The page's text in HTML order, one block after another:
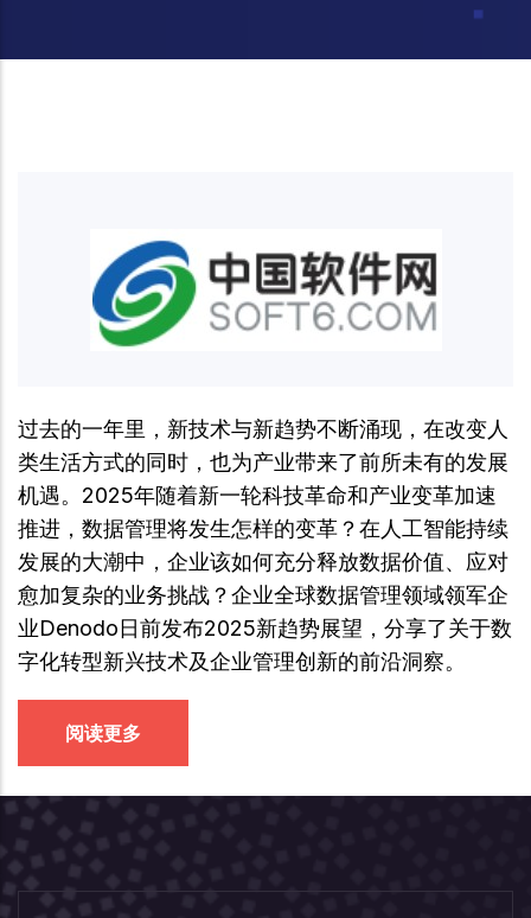
过去的一年里，新技术与新趋势不断涌现，在改变人
类生活方式的同时，也为产业带来了前所未有的发展
机遇。2025年随着新一轮科技革命和产业变革加速
推进，数据管理将发生怎样的变革？在人工智能持续
发展的大潮中，企业该如何充分释放数据价值、应对
愈加复杂的业务挑战？企业全球数据管理领域领军企
业Denodo日前发布2025新趋势展望，分享了关于数
字化转型新兴技术及企业管理创新的前沿洞察。
阅读更多